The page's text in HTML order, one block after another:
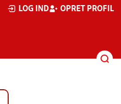
LOG IND OPRET PROFIL